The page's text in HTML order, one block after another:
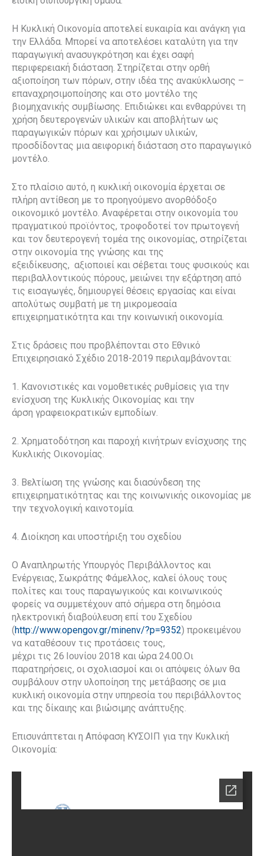
Η Κυκλική Οικονομία αποτελεί ευκαιρία και ανάγκη για
την Ελλάδα. Μπορεί να αποτελέσει καταλύτη για την
παραγωγική ανασυγκρότηση και έχει σαφή
περιφερειακή διάσταση. Στηρίζεται στην ορθή
αξιοποίηση των πόρων, στην ιδέα της ανακύκλωσης –
επαναχρησιμοποίησης και στο μοντέλο της
βιομηχανικής συμβίωσης. Επιδιώκει και ενθαρρύνει τη
χρήση δευτερογενών υλικών και αποβλήτων ως
παραγωγικών πόρων και χρήσιμων υλικών,
προσδίδοντας μια αειφορική διάσταση στο παραγωγικό
μοντέλο.
Στο πλαίσιο αυτό, η κυκλική οικονομία έρχεται σε
πλήρη αντίθεση με το προηγούμενο ανορθόδοξο
οικονομικό μοντέλο. Αναφέρεται στην οικονομία του
πραγματικού προϊόντος, τροφοδοτεί τον πρωτογενή
και τον δευτερογενή τομέα της οικονομίας, στηρίζεται
στην οικονομία της γνώσης και της
εξειδίκευσης, αξιοποιεί και σέβεται τους φυσικούς και
περιβαλλοντικούς πόρους, μειώνει την εξάρτηση από
τις εισαγωγές, δημιουργεί θέσεις εργασίας και είναι
απολύτως συμβατή με τη μικρομεσαία
επιχειρηματικότητα και την κοινωνική οικονομία.
Στις δράσεις που προβλέπονται στο Εθνικό
Επιχειρησιακό Σχέδιο 2018-2019 περιλαμβάνονται:
1. Κανονιστικές και νομοθετικές ρυθμίσεις για την
ενίσχυση της Κυκλικής Οικονομίας και την
άρση γραφειοκρατικών εμποδίων.
2. Χρηματοδότηση και παροχή κινήτρων ενίσχυσης της
Κυκλικής Οικονομίας.
3. Βελτίωση της γνώσης και διασύνδεση της
επιχειρηματικότητας και της κοινωνικής οικονομίας με
την τεχνολογική καινοτομία.
4. Διοίκηση και υποστήριξη του σχεδίου
Ο Αναπληρωτής Υπουργός Περιβάλλοντος και
Ενέργειας, Σωκράτης Φάμελλος, καλεί όλους τους
πολίτες και τους παραγωγικούς και κοινωνικούς
φορείς να συμμετέχουν από σήμερα στη δημόσια
ηλεκτρονική διαβούλευση επί του Σχεδίου
(http://www.opengov.gr/minenv/?p=9352) προκειμένου
να καταθέσουν τις προτάσεις τους,
μέχρι τις 26 Ιουνίου 2018 και ώρα 24.00.Οι
παρατηρήσεις, οι σχολιασμοί και οι απόψεις όλων θα
συμβάλουν στην υλοποίηση της μετάβασης σε μια
κυκλική οικονομία στην υπηρεσία του περιβάλλοντος
και της δίκαιης και βιώσιμης ανάπτυξης.
Επισυνάπτεται η Απόφαση ΚΥΣΟΙΠ για την Κυκλική
Οικονομία: